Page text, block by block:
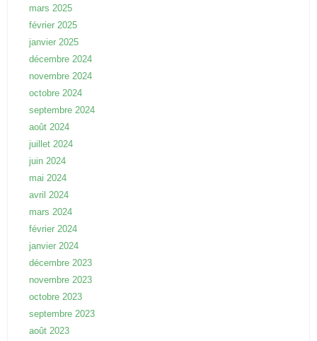
mars 2025
février 2025
janvier 2025
décembre 2024
novembre 2024
octobre 2024
septembre 2024
août 2024
juillet 2024
juin 2024
mai 2024
avril 2024
mars 2024
février 2024
janvier 2024
décembre 2023
novembre 2023
octobre 2023
septembre 2023
août 2023